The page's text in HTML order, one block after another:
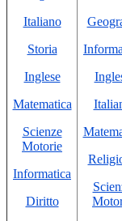
Italiano
Storia
Inglese
Matematica
Scienze
Motorie
Informatica
Diritto